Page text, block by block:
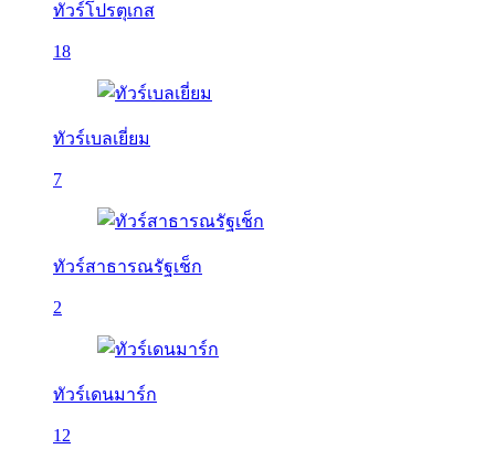
ทัวร์โปรตุเกส
18
ทัวร์เบลเยี่ยม
7
ทัวร์สาธารณรัฐเช็ก
2
ทัวร์เดนมาร์ก
12